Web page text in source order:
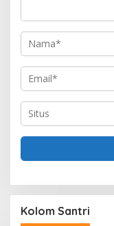
Kolom Santri